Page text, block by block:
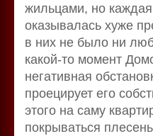
жильцами, но
оказывалась хуже
в них не было ни
какой-то момент
негативная
проецирует его
этого на саму
покрываться